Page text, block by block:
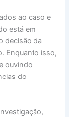
ao caso e
está em
decisão da
Enquanto isso,
ouvindo
do